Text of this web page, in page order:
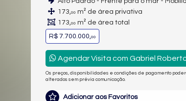
173,00 m² de área privativa
173,00 m² de área total
R$ 7.700.000,00
Agendar Visita com Gabriel
Os preços, disponibilidades e condições de pagamento
alterados sem prévia comunicação.
Adicionar aos Favoritos